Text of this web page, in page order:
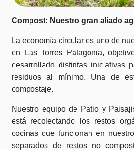
Compost: Nuestro gran aliado
La economía circular es uno de
en Las Torres Patagonia,
desarrollado distintas iniciativas
residuos al mínimo. Una de
compostaje.
Nuestro equipo de Patio y
está recolectando los restos
cocinas que funcionan en
separados de restos no